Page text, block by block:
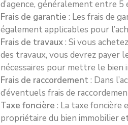
d’agence, généralement entre 5
Frais de garantie : Les frais de
également applicables pour
Frais de travaux: Si vous
des travaux, vous devrez payer
nécessaires pour mettre le bien
Frais de raccordement : Dans
d’éventuels frais de
Taxe foncière : La taxe foncière
propriétaire du bien immobilier